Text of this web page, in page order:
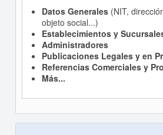
Datos Generales(NIT,
objeto social...)
Establecimientos y
Administradores
Publicaciones Legales y en
Referencias Comerciales y
Más...